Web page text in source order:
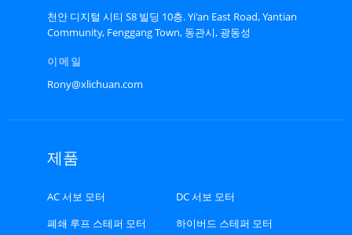
천안 디지털 시티 S8 빌딩 10층. Yi'an East Road, Yantian
Community, Fenggang Town, 동관시, 광동성
이메일
Rony@xlichuan.com
제품
AC 서보 모터
DC 서보 모터
폐쇄 루프 스테퍼 모터
하이버드 스테퍼 모터